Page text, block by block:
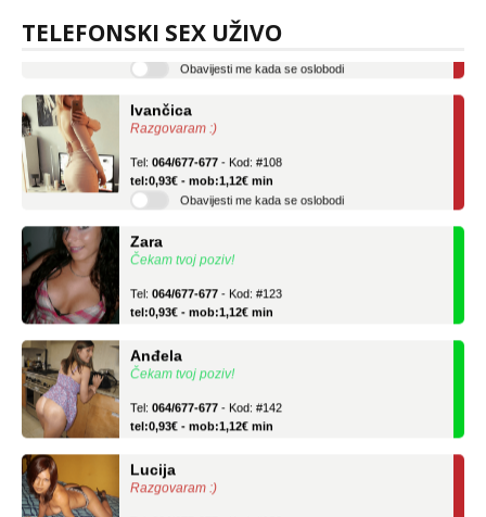
TELEFONSKI SEX UŽIVO
tel:0,93€ - mob:1,12€ min
Razgovaram :)
tel:0,93€ - mob:1,12€ min
Obavijesti me kada se oslobodi
Čekam tvoj poziv!
tel:0,93€ - mob:1,12€ min
Čekam tvoj poziv!
tel:0,93€ - mob:1,12€ min
Razgovaram :)